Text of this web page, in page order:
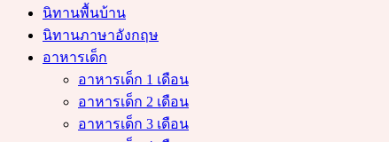
นิทานพื้นบ้าน
นิทานภาษาอังกฤษ
อาหารเด็ก
อาหารเด็ก 1 เดือน
อาหารเด็ก 2 เดือน
อาหารเด็ก 3 เดือน